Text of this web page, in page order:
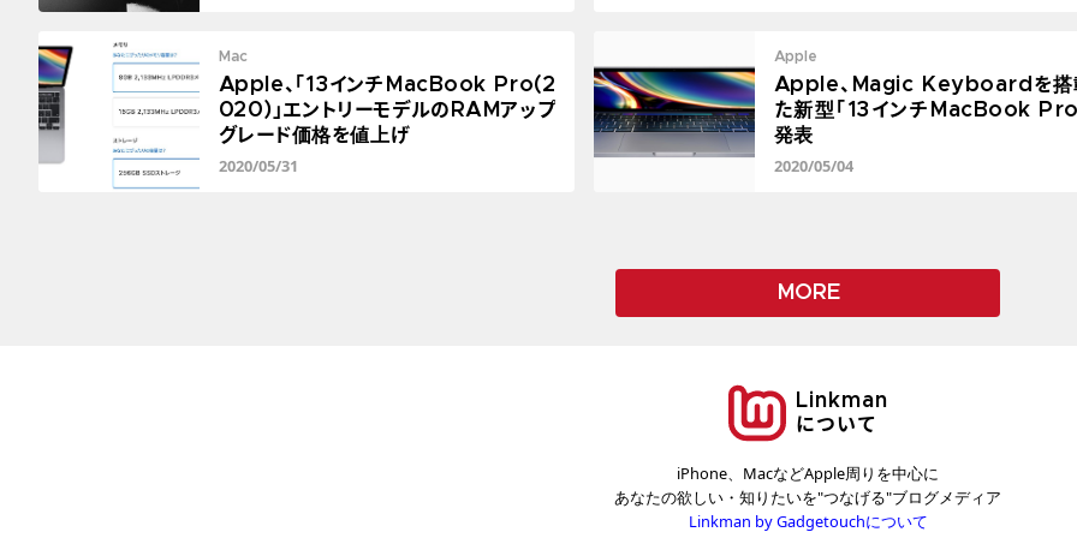
Mac
Apple、「13インチMacBook Pro(2
020)」エントリーモデルのRAMアップ
グレード価格を値上げ
2020/05/31
Apple
Apple、Magic Keyboardを搭
た新型「13インチMacBook Pro
発表
2020/05/04
MORE
Linkman
について
iPhone、MacなどApple周りを中心に
あなたの欲しい・知りたいを"つなげる"ブログメディア
Linkman by Gadgetouchについて